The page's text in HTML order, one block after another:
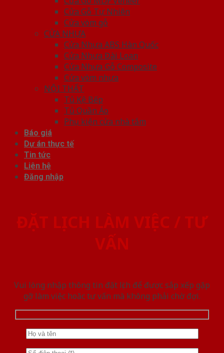
Cửa Gỗ Tự Nhiên
Cửa vòm gỗ
CỬA NHỰA
Cửa Nhựa ABS Hàn Quốc
Cửa Nhựa Đài Loan
Cửa Nhựa Gỗ Composite
Cửa vòm nhựa
NỘI THẤT
Tủ Kệ Bếp
Tủ Quần Áo
Phụ kiện cửa nhà tắm
Báo giá
Dự án thực tế
Tin tức
Liên hệ
Đăng nhập
ĐẶT LỊCH LÀM VIỆC / TƯ
VẤN
Vui lòng nhập thông tin đặt lịch để được sắp xếp gặp
gỡ làm việc hoăc tư vấn mà không phải chờ đợi.